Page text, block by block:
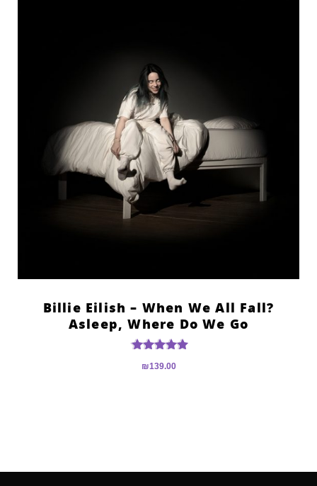
?Billie Eilish – When We All Fall
Asleep, Where Do We Go
5.00
₪139.00